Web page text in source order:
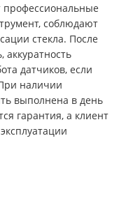
профессиональные
соблюдают
стекла. После
датчиков, если
наличии
выполнена в день
гарантия, а клиент